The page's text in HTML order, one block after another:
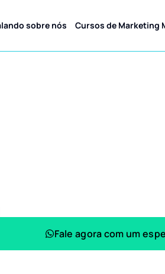
sobre nós Cursos de Marketing
Fale agora com um